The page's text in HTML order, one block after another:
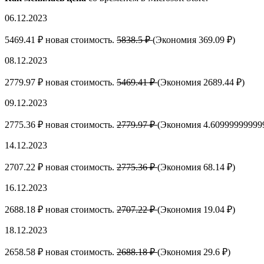
06.12.2023
5469.41 ₽ новая стоимость. 5838.5 ₽(Экономия 369.09 ₽)
08.12.2023
2779.97 ₽ новая стоимость. 5469.41 ₽(Экономия 2689.44 ₽)
09.12.2023
2775.36 ₽ новая стоимость. 2779.97 ₽(Экономия
14.12.2023
2707.22 ₽ новая стоимость. 2775.36 ₽(Экономия 68.14 ₽)
16.12.2023
2688.18 ₽ новая стоимость. 2707.22 ₽(Экономия 19.04 ₽)
18.12.2023
2658.58 ₽ новая стоимость. 2688.18 ₽(Экономия 29.6 ₽)